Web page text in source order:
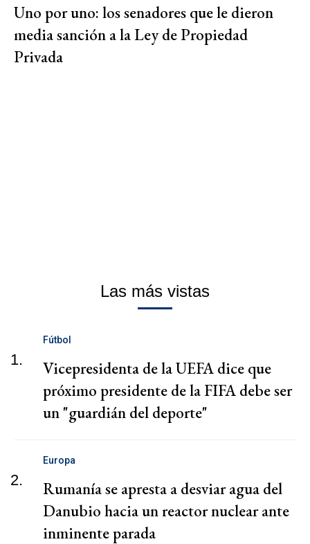
Uno por uno: los senadores que le dieron
media sanción a la Ley de Propiedad
Privada
Las más vistas
1.
Fútbol
Vicepresidenta de la UEFA dice que
próximo presidente de la FIFA debe ser
un "guardián del deporte"
2.
Europa
Rumanía se apresta a desviar agua del
Danubio hacia un reactor nuclear ante
inminente parada